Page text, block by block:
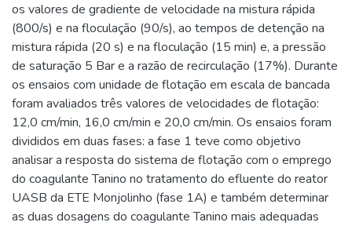
os valores de gradiente de velocidade na mistura rápida
(800/s) e na floculação (90/s), ao tempos de detenção na
mistura rápida (20 s) e na floculação (15 min) e, a pressão
de saturação 5 Bar e a razão de recirculação (17%). Durante
os ensaios com unidade de flotação em escala de bancada
foram avaliados três valores de velocidades de flotação:
12,0 cm/min, 16,0 cm/min e 20,0 cm/min. Os ensaios foram
divididos em duas fases: a fase 1 teve como objetivo
analisar a resposta do sistema de flotação com o emprego
do coagulante Tanino no tratamento do efluente do reator
UASB da ETE Monjolinho (fase 1A) e também determinar
as duas dosagens do coagulante Tanino mais adequadas